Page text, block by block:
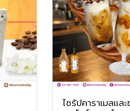
ไซรัปคาราเมลแล